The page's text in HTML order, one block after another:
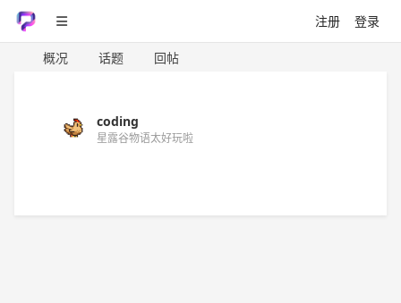
注册 登录
概况 话题 回帖
coding
星露谷物语太好玩啦